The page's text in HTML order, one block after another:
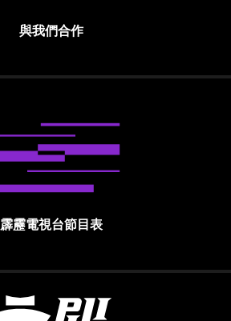
與我們合作
霹靂電視台節目表
霹靂國際多媒體股份有限公司 PILI